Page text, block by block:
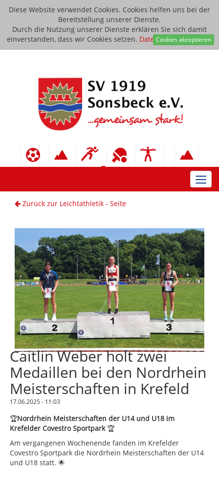
Diese Website verwendet Cookies. Cookies helfen uns bei der
Bereitstellung unserer Dienste.
Durch die Nutzung unserer Dienste erklären Sie sich damit
einverstanden, dass wir Cookies setzen. Datenschutzerklärung
Cookies akzeptieren
Zurück zur Leichtathletik - Seite
Caitlin Weber holt zwei
Medaillen bei den Nordrhein
Meisterschaften in Krefeld
17.06.2025 - 11:03
🏆Nordrhein Meisterschaften der U14 und U18 im
Krefelder Covestro Sportpark🏆
Am vergangenen Wochenende fanden im Krefelder
Covestro Sportpark die Nordrhein Meisterschaften der U14
und U18 statt. 🌟